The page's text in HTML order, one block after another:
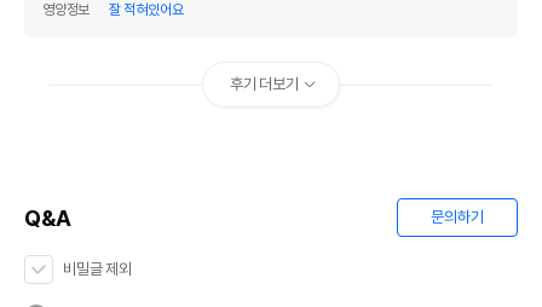
영양정보
잘 적혀있어요
후기 더보기
Q&A 문의하기
비밀글 제외